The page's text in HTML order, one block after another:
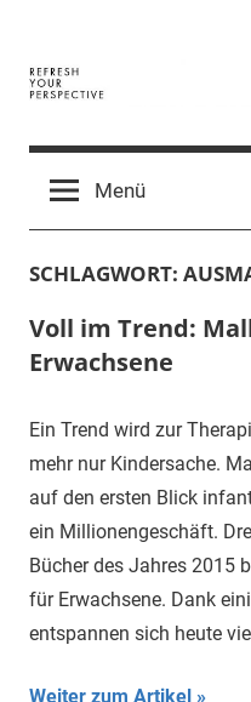
springen
Terminal
Y
Digital
BusinessMenü
SCHLAGWORT:
Voll im Trend:
Erwachsene
Ein Trend wird zur
mehr nur Kindersache.
auf den ersten Blick
ein Millionengeschäft.
Bücher des Jahres 2015
für Erwachsene. Dank
entspannen sich heute
Weiter zum Artikel